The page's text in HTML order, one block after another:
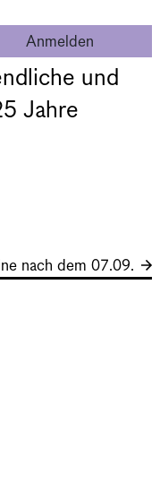
Anmelden
und
Jahre
nach dem 07.09.